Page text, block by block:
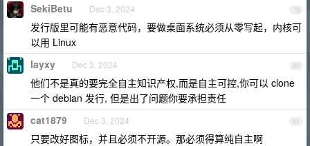
79
SekiBetu Dec 3, 2024
发行版里可能有恶意代码，要做桌面系统必须从零写起，内核可
以用 Linux
80
layxy Dec 3, 2024
他们不是真的要完全自主知识产权,而是自主可控,你可以 clone
一个 debian 发行, 但是出了问题你要承担责任
81
cat1879 Dec 3, 2024
只要改好图标，并且必须不开源。那必须得算纯自主啊